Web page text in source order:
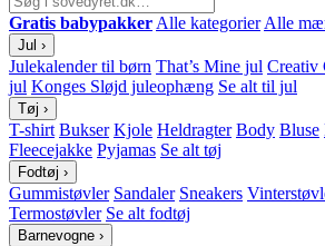
Gratis babypakker Alle kategorier Alle
Jul ›
Julekalender til børn That’s Mine jul Creativ
jul Konges Sløjd juleophæng Se alt til jul
Tøj ›
T-shirt Bukser Kjole Heldragter Body Bluse
Fleecejakke Pyjamas Se alt tøj
Fodtøj ›
Gummistøvler Sandaler Sneakers
Termostøvler Se alt fodtøj
Barnevogne ›